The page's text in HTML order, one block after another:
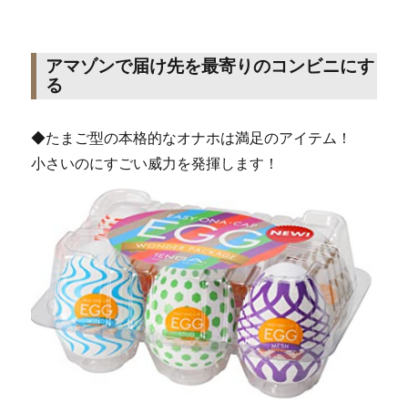
アマゾンで届け先を最寄りのコンビニにす
る
◆たまご型の本格的なオナホは満足のアイテム！
小さいのにすごい威力を発揮します！